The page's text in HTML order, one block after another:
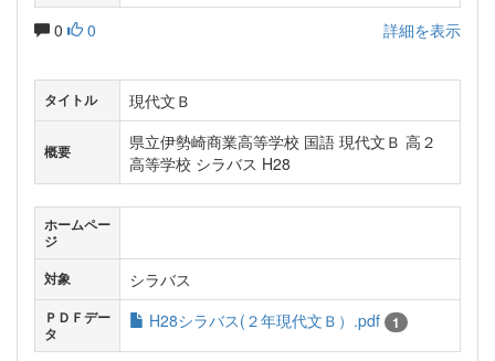
0 0 詳細を表示
タイトル 現代文Ｂ
概要
県立伊勢崎商業高等学校 国語 現代文Ｂ 高２
高等学校 シラバス H28
ホームペー
ジ
対象
シラバス
ＰＤＦデー
タ
H28シラバス(２年現代文Ｂ）.pdf 1